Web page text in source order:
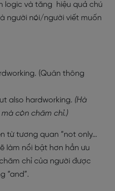
logic và tăng hiệu quả chú
người nói/người viết muốn
(Quân thông
also hardworking. (Hà
còn chăm chỉ.)
từ tương quan “not only…
làm nổi bật hơn hẳn ưu
chỉ của người được
“and”.